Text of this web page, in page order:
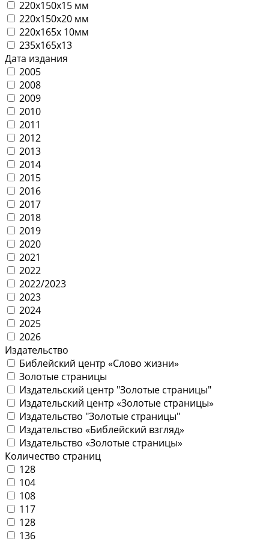
220х150х15 мм
220х150х20 мм
220х165х 10мм
235х165х13
Дата издания
2005
2008
2009
2010
2011
2012
2013
2014
2015
2016
2017
2018
2019
2020
2021
2022
2022/2023
2023
2024
2025
2026
Издательство
Библейский центр «Слово жизни»
Золотые страницы
Издательский центр "Золотые страницы"
Издательский центр «Золотые страницы»
Издательство "Золотые страницы"
Издательство «Библейский взгляд»
Издательство «Золотые страницы»
Количество страниц
128
104
108
117
128
136